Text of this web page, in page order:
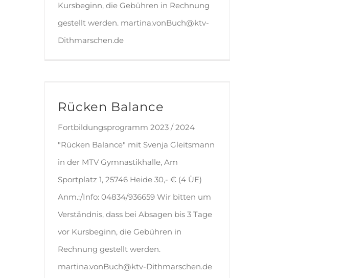
Kursbeginn, die Gebühren in Rechnung
gestellt werden. martina.vonBuch@ktv-
Dithmarschen.de
Rücken Balance
Fortbildungsprogramm 2023 / 2024
"Rücken Balance" mit Svenja Gleitsmann
in der MTV Gymnastikhalle, Am
Sportplatz 1, 25746 Heide 30,- € (4 ÜE)
Anm.:/Info: 04834/936659 Wir bitten um
Verständnis, dass bei Absagen bis 3 Tage
vor Kursbeginn, die Gebühren in
Rechnung gestellt werden.
martina.vonBuch@ktv-Dithmarschen.de